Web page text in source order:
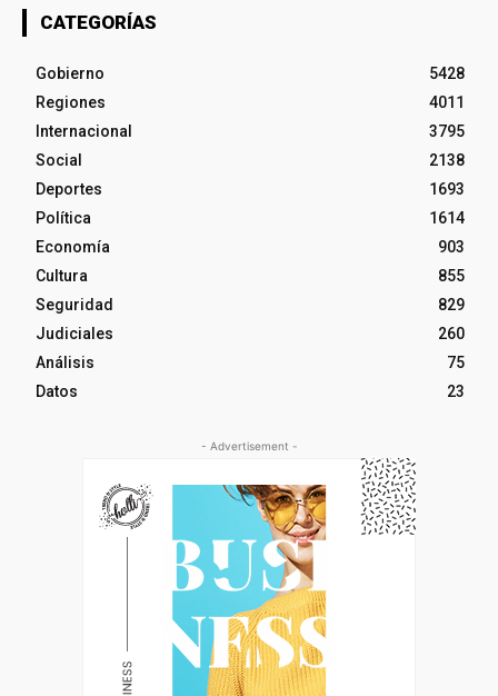
CATEGORÍAS
Gobierno
5428
Regiones
4011
Internacional
3795
Social
2138
Deportes
1693
Política
1614
Economía
903
Cultura
855
Seguridad
829
Judiciales
260
Análisis
75
Datos
23
- Advertisement -